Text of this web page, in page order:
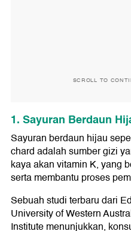
SCROLL TO
1. Sayuran Berdaun
Sayuran berdaun hijau
chard adalah sumber gizi
kaya akan vitamin K, yang
serta membantu proses
Sebuah studi terbaru dari
University of Western
Institute menunjukkan,